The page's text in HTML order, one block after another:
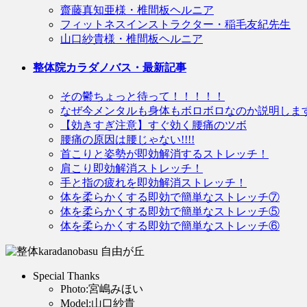
齋藤真知亜様・椎間板ヘルニア
フィットネスインストラクター・稲毛友紀先生
山口紗貴様・椎間板ヘルニア
整体院カラダノバス・最新記事
その鬱ちょっと待って！！！！！
なぜ今メンタルも身体もボロボロなのか説明しま
【効きすぎ注意】すぐ効く腰痛のツボ
腰痛の原因は腰じゃない!!!!
首こりと姿勢が即効解消するストレッチ！
肩こり即効解消ストレッチ！
手と指の疲れを即効解消ストレッチ！
体を柔らかくする即効で簡単なストレッチ⑦
体を柔らかくする即効で簡単なストレッチ⑤
体を柔らかくする即効で簡単なストレッチ⑥
Special Thanks
Photo:宮嶋みほい
Model:山口紗貴